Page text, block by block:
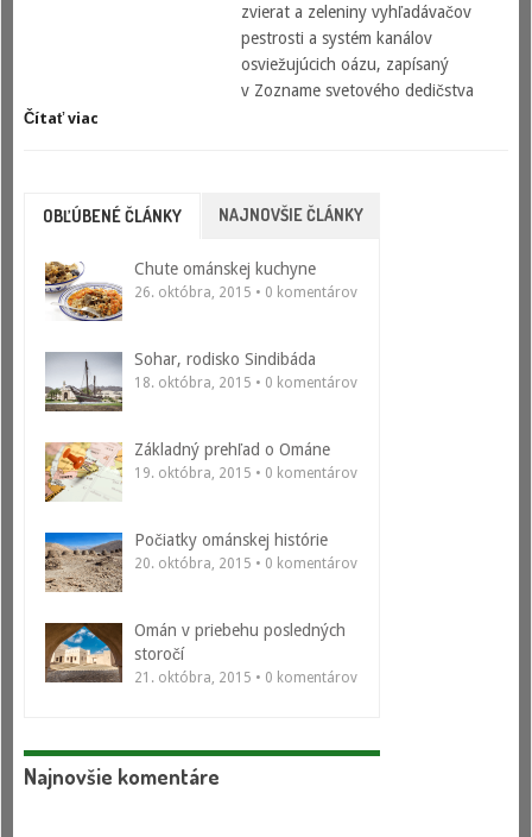
zvierat a zeleniny vyhľadávačov
pestrosti a systém kanálov
osviežujúcich oázu, zapísaný
v Zozname svetového dedičstva
Čítať viac
OBĽÚBENÉ ČLÁNKY NAJNOVŠIE ČLÁNKY
Chute ománskej kuchyne
26. októbra, 2015 • 0 komentárov
Sohar, rodisko Sindibáda
18. októbra, 2015 • 0 komentárov
Základný prehľad o Ománe
19. októbra, 2015 • 0 komentárov
Počiatky ománskej histórie
20. októbra, 2015 • 0 komentárov
Omán v priebehu posledných
storočí
21. októbra, 2015 • 0 komentárov
Najnovšie komentáre